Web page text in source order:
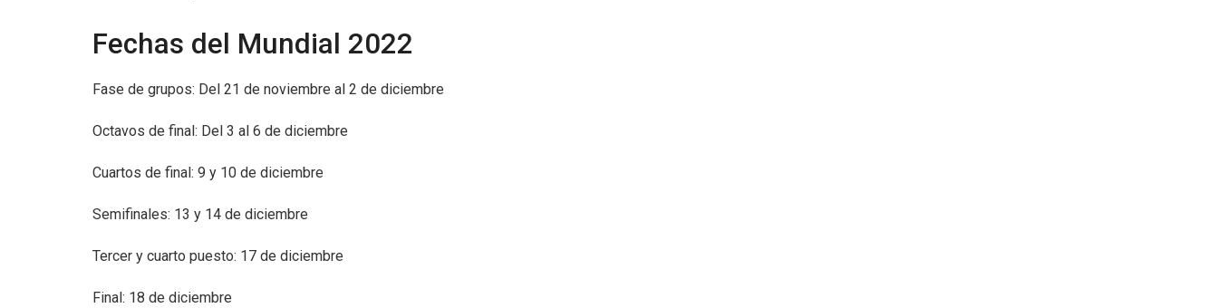
Fechas del Mundial 2022
Fase de grupos: Del 21 de noviembre al 2 de diciembre
Octavos de final: Del 3 al 6 de diciembre
Cuartos de final: 9 y 10 de diciembre
Semifinales: 13 y 14 de diciembre
Tercer y cuarto puesto: 17 de diciembre
Final: 18 de diciembre